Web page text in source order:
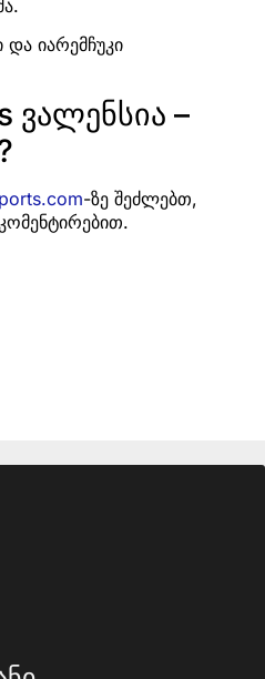
და იარემჩუკი
ვალენსია –
-ზე შეძლებთ,